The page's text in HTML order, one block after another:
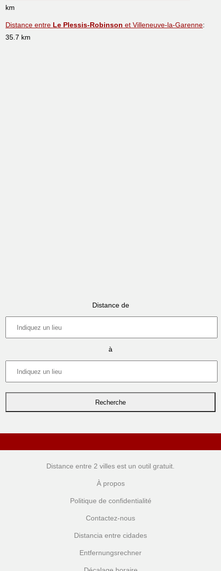
km
Distance entre Le Plessis-Robinson et Villeneuve-la-Garenne:
35.7 km
Distance de
à
Distance entre 2 villes est un outil gratuit.
À propos
Politique de confidentialité
Contactez-nous
Distancia entre cidades
Entfernungsrechner